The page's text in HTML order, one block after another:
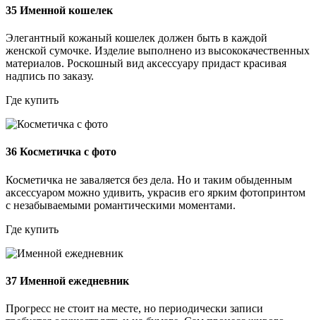
35 Именной кошелек
Элегантный кожаный кошелек должен быть в каждой
женской сумочке. Изделие выполнено из высококачественных
материалов. Роскошный вид аксессуару придаст красивая
надпись по заказу.
Где купить
36 Косметичка с фото
Косметичка не заваляется без дела. Но и таким обыденным
аксессуаром можно удивить, украсив его ярким фотопринтом
с незабываемыми романтическими моментами.
Где купить
37 Именной ежедневник
Прогресс не стоит на месте, но периодически записи